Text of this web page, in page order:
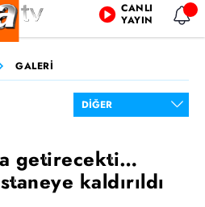
CANLI
YAYIN
GALERİ
getirecekti…
kaldırıldı